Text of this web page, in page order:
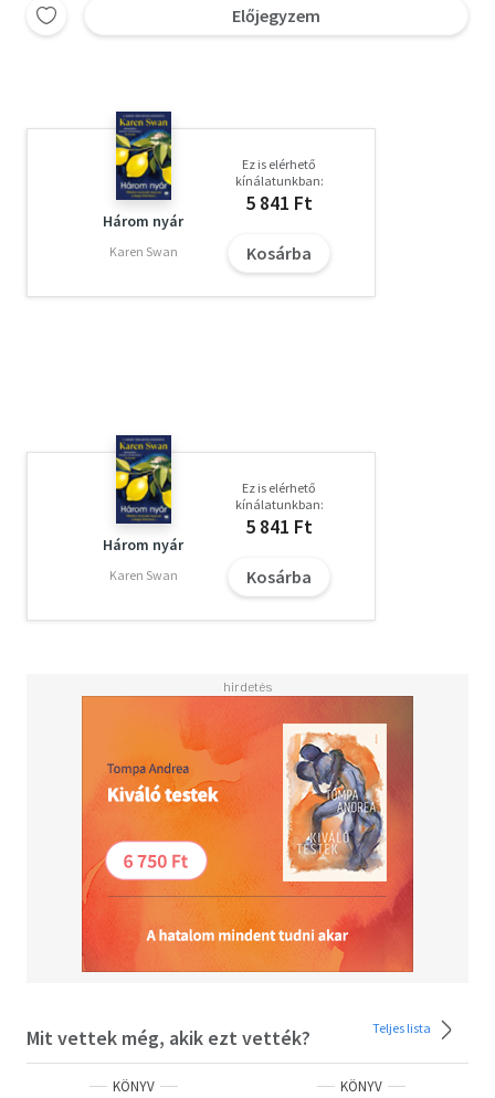
Előjegyzem
Három nyár
Karen Swan
Ez is elérhető
kínálatunkban:
5 841 Ft
Kosárba
Három nyár
Karen Swan
Ez is elérhető
kínálatunkban:
5 841 Ft
Kosárba
Mit vettek még, akik ezt vették? Teljes lista
KÖNYV KÖNYV